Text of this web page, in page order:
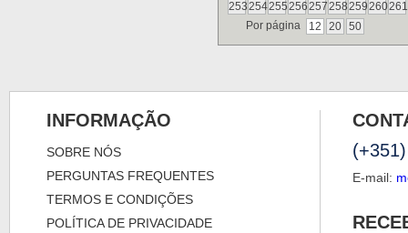
253254255256257258259260261
Por página
12 20 50
INFORMAÇÃO
SOBRE NÓS
PERGUNTAS FREQUENTES
TERMOS E CONDIÇÕES
POLÍTICA DE PRIVACIDADE
E-mail: